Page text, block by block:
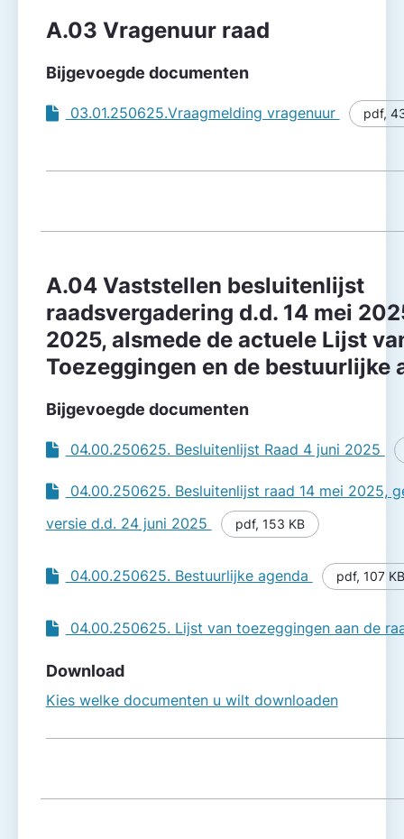
A.03 Vragenuur raad
Bijgevoegde documenten
03.01.250625.Vraagmelding vragenuur pdf,
A.04 Vaststellen besluitenlijst
raadsvergadering d.d. 14 mei
2025, alsmede de actuele Lijst
Toezeggingen en de bestuurlijke
Bijgevoegde documenten
04.00.250625. Besluitenlijst Raad 4 juni 2025
04.00.250625. Besluitenlijst raad 14 mei 2025,
versie d.d. 24 juni 2025
pdf, 153 KB
04.00.250625. Bestuurlijke agenda pdf, 107 KB
04.00.250625. Lijst van toezeggingen aan de
Download
Kies welke documenten u wilt downloaden